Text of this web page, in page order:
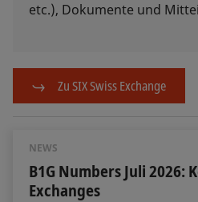
etc.), Dokumente und
Zu SIX Swiss Exchange
NEWS
B1G Numbers Juli 2026:
Exchanges